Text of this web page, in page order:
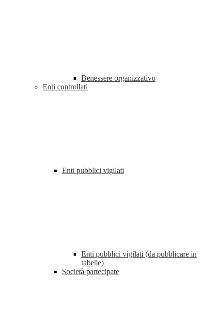
Benessere organizzativo
Enti controllati
Enti pubblici vigilati
Enti pubblici vigilati (da pubblicare in
tabelle)
Società partecipate